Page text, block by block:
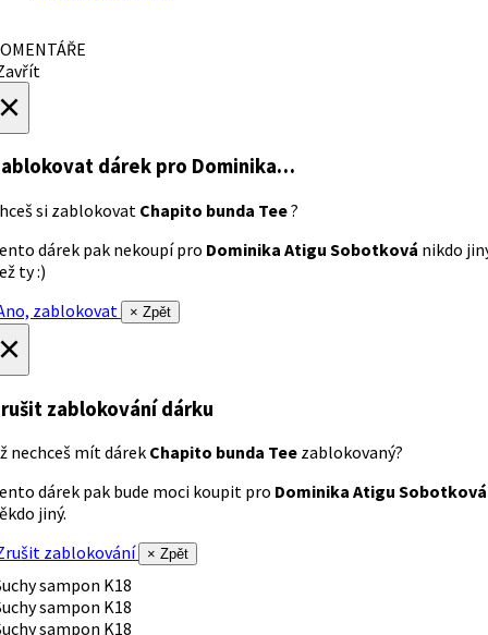
dárek pro Dominika…
si zablokovat Chapito bunda Tee?
dárek pak nekoupí pro Dominika Atigu Sobotková nikdo
ty :)
zablokovat
× Zpět
zablokování dárku
nechceš mít dárek Chapito bunda Tee zablokovaný?
dárek pak bude moci koupit pro Dominika Atigu Sobotková
jiný.
zablokování
× Zpět